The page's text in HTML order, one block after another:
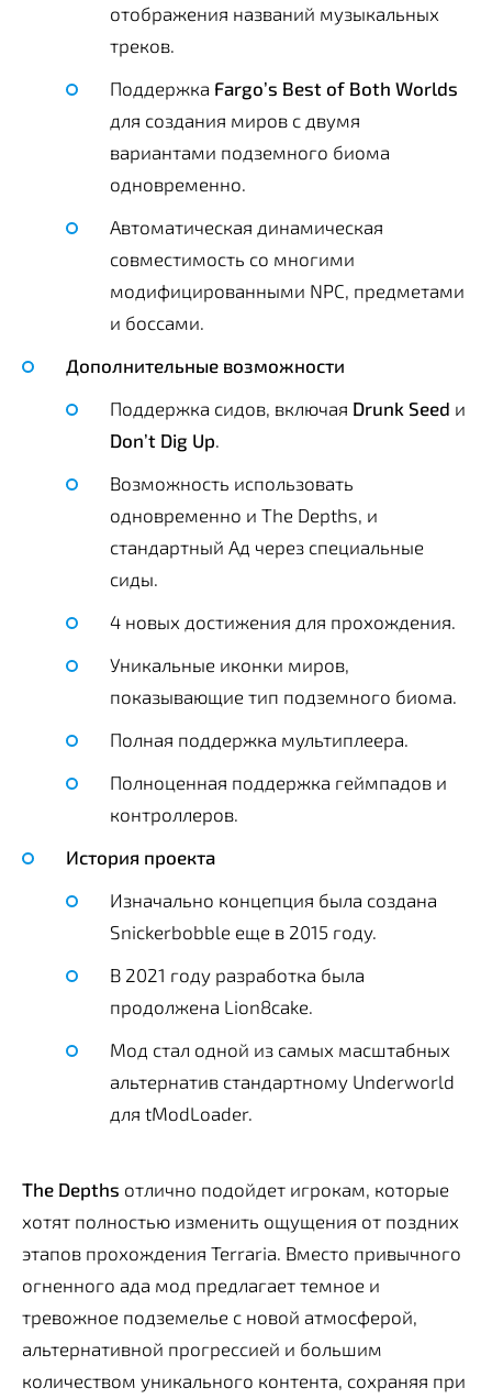
отображения названий музыкальных
треков.
Поддержка Fargo’s Best of Both Worlds
для создания миров с двумя
вариантами подземного биома
одновременно.
Автоматическая динамическая
совместимость со многими
модифицированными NPC, предметами
и боссами.
Дополнительные возможности
Поддержка сидов, включая Drunk Seed и
Don’t Dig Up
Возможность использовать
одновременно и The Depths, и
стандартный Ад через специальные
сиды.
4 новых достижения для прохождения.
Уникальные иконки миров,
показывающие тип подземного биома.
Полная поддержка мультиплеера.
Полноценная поддержка геймпадов и
контроллеров.
История проекта
Изначально концепция была создана
Snickerbobble еще в 2015 году.
В 2021 году разработка была
продолжена Lion8cake.
Мод стал одной из самых масштабных
альтернатив стандартному Underworld
для tModLoader.
The Depths отлично подойдет игрокам, которые
хотят полностью изменить ощущения от поздних
этапов прохождения Terraria. Вместо привычного
огненного ада мод предлагает темное и
тревожное подземелье с новой атмосферой,
альтернативной прогрессией и большим
количеством уникального контента, сохраняя при